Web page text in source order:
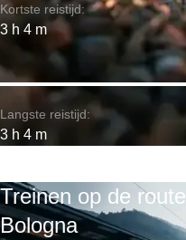
Kortste reistijd:
3 h 4 m
Langste reistijd:
3 h 4 m
Treinen op de
Bologna